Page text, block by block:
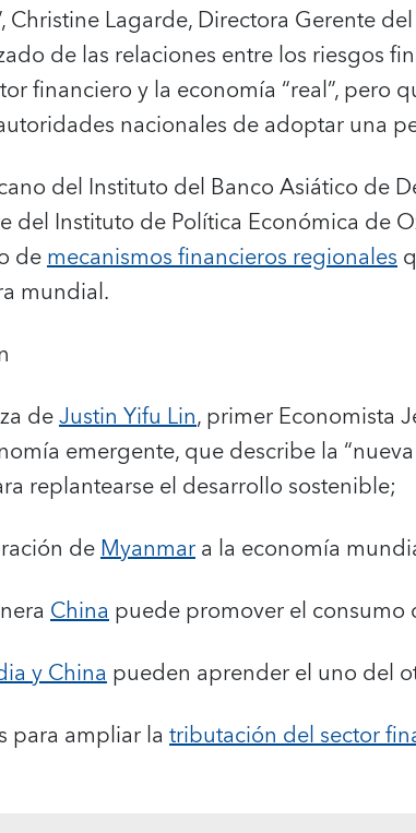
Christine Lagarde, Directora Gerente
de las relaciones entre los riesgos
financiero y la economía “real”, pero
nacionales de adoptar una
del Instituto del Banco Asiático de
del Instituto de Política Económica de
demecanismos financieros regionales
mundial.
deJustin Yifu Lin, primer Economista
emergente, que describe la
replantearse el desarrollo sostenible;
deMyanmara la economía
Chinapuede promover el consumo
y Chinapueden aprender el uno del
para ampliar la tributación del sector